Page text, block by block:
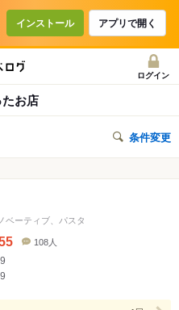
インストール アプリで開く
ログイン
お店
条件変更
ベーティブ、パスタ
数
108人